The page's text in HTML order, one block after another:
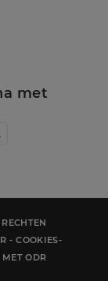
met
- COOKIES-
ODR